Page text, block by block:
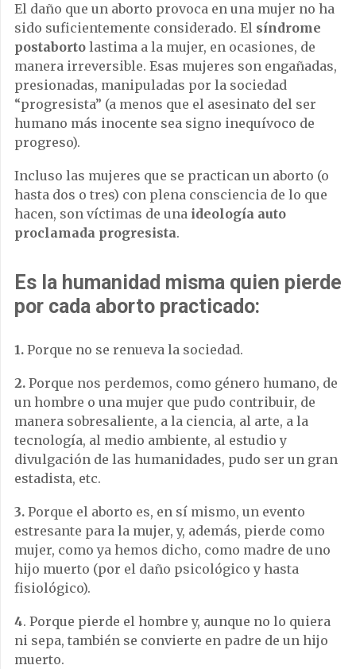
El daño que un aborto provoca en una mujer no ha
sido suficientemente considerado. El síndrome
postaborto lastima a la mujer, en ocasiones, de
manera irreversible. Esas mujeres son engañadas,
presionadas, manipuladas por la sociedad
“progresista” (a menos que el asesinato del ser
humano más inocente sea signo inequívoco de
progreso).
Incluso las mujeres que se practican un aborto (o
hasta dos o tres) con plena consciencia de lo que
hacen, son víctimas de una ideología auto
proclamada progresista.
Es la humanidad misma quien pierde
por cada aborto practicado:
1. Porque no se renueva la sociedad.
2. Porque nos perdemos, como género humano, de
un hombre o una mujer que pudo contribuir, de
manera sobresaliente, a la ciencia, al arte, a la
tecnología, al medio ambiente, al estudio y
divulgación de las humanidades, pudo ser un gran
estadista, etc.
3. Porque el aborto es, en sí mismo, un evento
estresante para la mujer, y, además, pierde como
mujer, como ya hemos dicho, como madre de uno
hijo muerto (por el daño psicológico y hasta
fisiológico).
4. Porque pierde el hombre y, aunque no lo quiera
ni sepa, también se convierte en padre de un hijo
muerto.